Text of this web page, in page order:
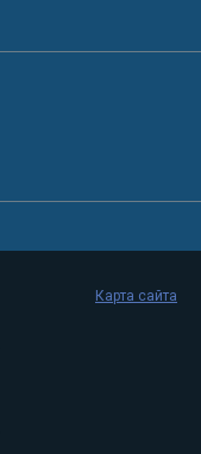
Карта сайта